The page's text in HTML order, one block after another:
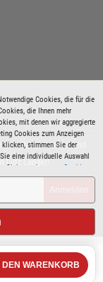
Cookies, die für die
die Ihnen mehr
mit denen wir aggregierte
Cookies zum Anzeigen
klicken, stimmen Sie der
eine individuelle Auswahl
Siehe auch unsere Cookie
DEN WARENKORB
informiert und
Langer!